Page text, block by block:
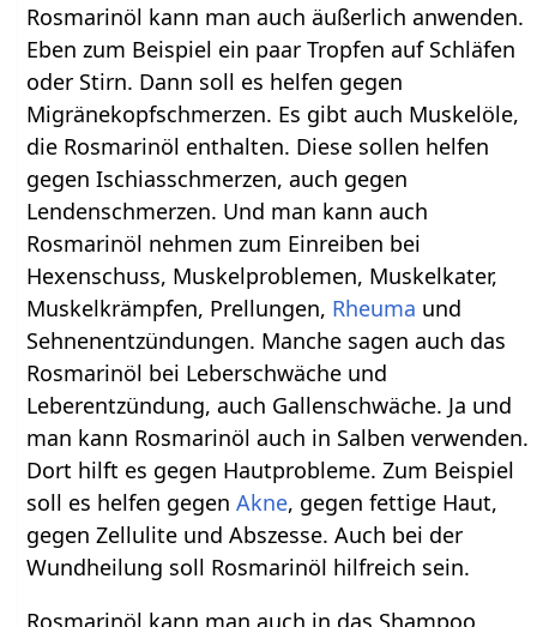
Rosmarinöl kann man auch äußerlich anwenden.
Eben zum Beispiel ein paar Tropfen auf Schläfen
oder Stirn. Dann soll es helfen gegen
Migränekopfschmerzen. Es gibt auch Muskelöle,
die Rosmarinöl enthalten. Diese sollen helfen
gegen Ischiasschmerzen, auch gegen
Lendenschmerzen. Und man kann auch
Rosmarinöl nehmen zum Einreiben bei
Hexenschuss, Muskelproblemen, Muskelkater,
Muskelkrämpfen, Prellungen, Rheuma und
Sehnenentzündungen. Manche sagen auch das
Rosmarinöl bei Leberschwäche und
Leberentzündung, auch Gallenschwäche. Ja und
man kann Rosmarinöl auch in Salben verwenden.
Dort hilft es gegen Hautprobleme. Zum Beispiel
soll es helfen gegenAkne, gegen fettige Haut,
gegen Zellulite und Abszesse. Auch bei der
Wundheilung soll Rosmarinöl hilfreich sein.